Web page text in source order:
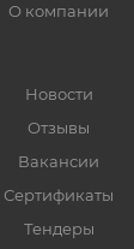
О компании
Новости
Отзывы
Вакансии
Сертификаты
Тендеры